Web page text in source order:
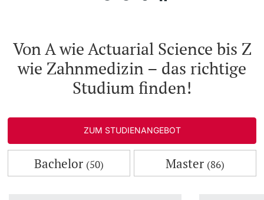
Fördernde & Alumni
Von A wie Actuarial Science bis Z
wie Zahnmedizin – das richtige
Studium finden!
ZUM STUDIENANGEBOT
Bachelor (50) Master (86)